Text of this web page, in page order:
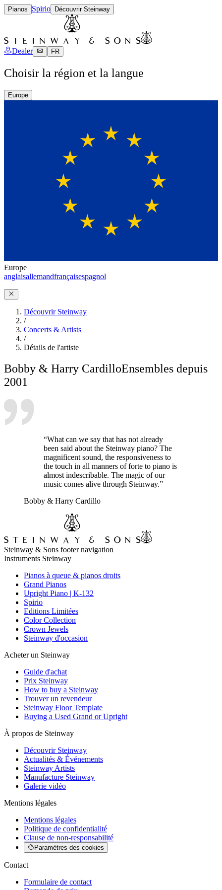
Pianos Spirio Découvrir Steinway
Dealer FR
Choisir la région et la langue
Europe
Europe
anglaisallemandfrançaisespagnol
Découvrir Steinway
/
Concerts & Artists
/
Détails de l'artiste
Bobby & Harry CardilloEnsembles depuis
2001
“What can we say that has not already
been said about the Steinway piano? The
magnificent sound, the responsiveness to
the touch in all manners of forte to piano is
almost indescribable. The magic of our
music comes alive through Steinway.”
Bobby & Harry Cardillo
Steinway & Sons footer navigation
Instruments Steinway
Pianos à queue & pianos droits
Grand Pianos
Upright Piano | K-132
Spirio
Editions Limitées
Color Collection
Crown Jewels
Steinway d'occasion
Acheter un Steinway
Guide d'achat
Prix Steinway
How to buy a Steinway
Trouver un revendeur
Steinway Floor Template
Buying a Used Grand or Upright
À propos de Steinway
Découvrir Steinway
Actualités & Événements
Steinway Artists
Manufacture Steinway
Galerie vidéo
Mentions légales
Mentions légales
Politique de confidentialité
Clause de non-responsabilité
Paramètres des cookies
Contact
Formulaire de contact